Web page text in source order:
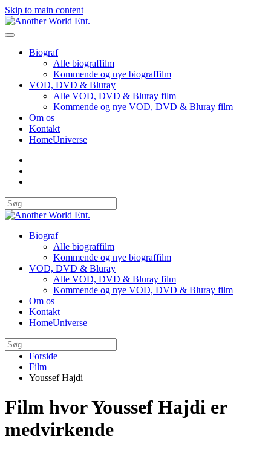
Skip to main content
Biograf
Alle biograffilm
Kommende og nye biograffilm
VOD, DVD & Bluray
Alle VOD, DVD & Bluray film
Kommende og nye VOD, DVD & Bluray film
Om os
Kontakt
HomeUniverse
Biograf
Alle biograffilm
Kommende og nye biograffilm
VOD, DVD & Bluray
Alle VOD, DVD & Bluray film
Kommende og nye VOD, DVD & Bluray film
Om os
Kontakt
HomeUniverse
Forside
Film
Youssef Hajdi
Film hvor Youssef Hajdi er
medvirkende